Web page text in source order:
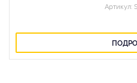
Артикул: